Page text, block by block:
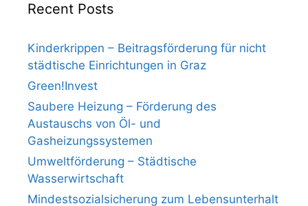
Recent Posts
Kinderkrippen – Beitragsförderung für nicht
städtische Einrichtungen in Graz
Green!Invest
Saubere Heizung – Förderung des
Austauschs von Öl- und
Gasheizungssystemen
Umweltförderung – Städtische
Wasserwirtschaft
Mindestsozialsicherung zum Lebensunterhalt